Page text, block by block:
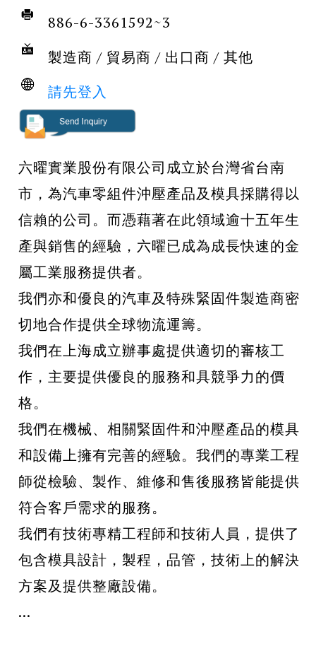
886-6-3361592~3
製造商 / 貿易商 / 出口商 / 其他
請先登入
六曜實業股份有限公司成立於台灣省台南
市，為汽車零組件沖壓產品及模具採購得以
信賴的公司。而憑藉著在此領域逾十五年生
產與銷售的經驗，六曜已成為成長快速的金
屬工業服務提供者。
我們亦和優良的汽車及特殊緊固件製造商密
切地合作提供全球物流運籌。
我們在上海成立辦事處提供適切的審核工
作，主要提供優良的服務和具競爭力的價
格。
我們在機械、相關緊固件和沖壓產品的模具
和設備上擁有完善的經驗。我們的專業工程
師從檢驗、製作、維修和售後服務皆能提供
符合客戶需求的服務。
我們有技術專精工程師和技術人員，提供了
包含模具設計，製程，品管，技術上的解決
方案及提供整廠設備。
...